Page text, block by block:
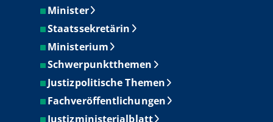
Minister
Staatssekretärin
Ministerium
Schwerpunktthemen
Justizpolitische Themen
Fachveröffentlichungen
Justizministerialblatt